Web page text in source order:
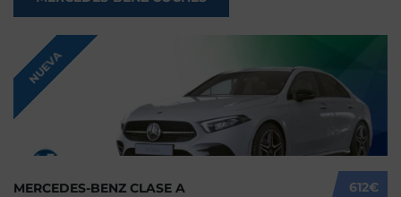
NUEVA
612€
MERCEDES-BENZ CLASE A